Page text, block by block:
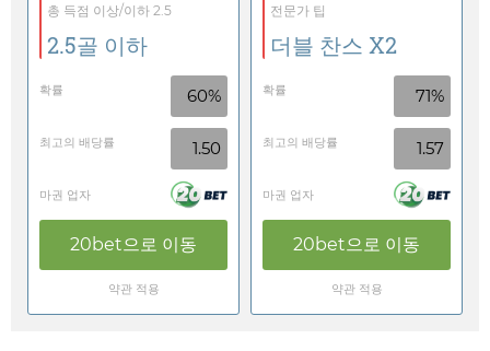
총 득점 이상/이하 2.5
2.5골 이하
확률 60%
최고의 배당률 1.50
마권 업자
20bet으로 이동
약관 적용
전문가 팁
더블 찬스 X2
확률 71%
최고의 배당률 1.57
마권 업자
20bet으로 이동
약관 적용